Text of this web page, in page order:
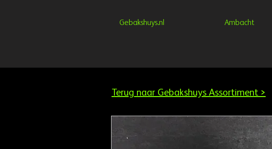
Gebakshuys.nl Ambacht
Terug naar Gebakshuys Assortiment >